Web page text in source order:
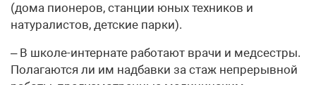
(дома пионеров, станции юных техников и
натуралистов, детские парки).
– В школе-интернате работают врачи и медсестры.
Полагаются ли им надбавки за стаж непрерывной